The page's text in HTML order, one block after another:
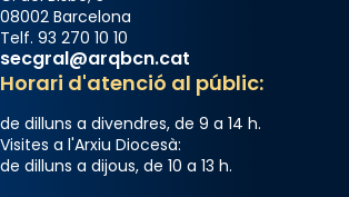
08002 Barcelona
Telf. 93 270 10 10
secgral@arqbcn.cat
Horari d'atenció al públic:
de dilluns a divendres, de 9 a 14 h.
Visites a l'Arxiu Diocesà:
de dilluns a dijous, de 10 a 13 h.